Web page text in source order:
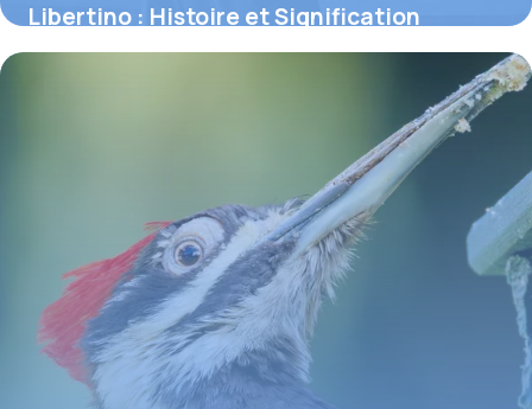
Libertino : Histoire et Signification
Complète